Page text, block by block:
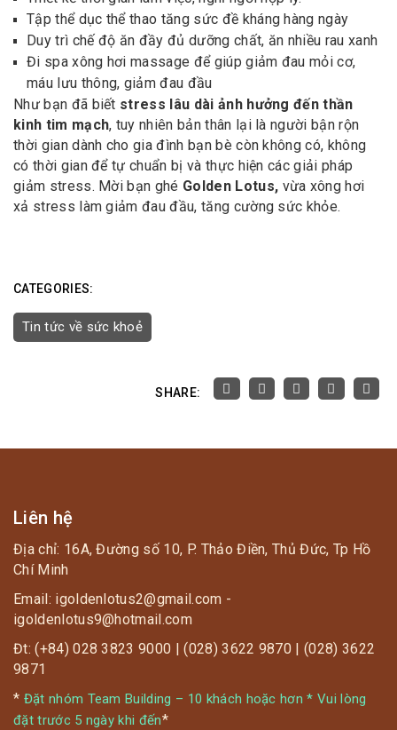
Tập thể dục thể thao tăng sức đề kháng hàng ngày
Duy trì chế độ ăn đầy đủ dưỡng chất, ăn nhiều rau xanh
Đi spa xông hơi massage để giúp giảm đau mỏi cơ,
máu lưu thông, giảm đau đầu
Như bạn đã biết stress lâu dài ảnh hưởng đến thần
kinh tim mạch, tuy nhiên bản thân lại là người bận rộn
thời gian dành cho gia đình bạn bè còn không có, không
có thời gian để tự chuẩn bị và thực hiện các giải pháp
giảm stress. Mời bạn ghé Golden Lotus, vừa xông hơi
xả stress làm giảm đau đầu, tăng cường sức khỏe.
CATEGORIES:
Tin tức về sức khoẻ
SHARE:
Liên hệ
Địa chỉ: 16A, Đường số 10, P. Thảo Điền, Thủ Đức, Tp Hồ
Chí Minh
Email: igoldenlotus2@gmail.com -
igoldenlotus9@hotmail.com
Đt: (+84) 028 3823 9000 | (028) 3622 9870 | (028) 3622
9871
* Đặt nhóm Team Building – 10 khách hoặc hơn * Vui lòng
đặt trước 5 ngày khi đến*